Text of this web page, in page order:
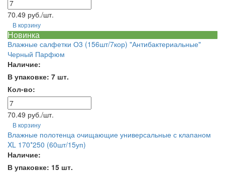
70.49 руб./шт.
В корзину
Новинка
Влажные салфетки О3 (156шт/7кор) "Антибактериальные"
Черный Парфюм
Наличие:
В упаковке: 7 шт.
Кол-во:
70.49 руб./шт.
В корзину
Влажные полотенца очищающие универсальные с клапаном
XL 170*250 (60шт/15уп)
Наличие:
В упаковке: 15 шт.